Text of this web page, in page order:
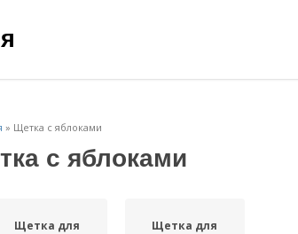
» Щетка с яблоками
с яблоками
Щетка для
Щетка для